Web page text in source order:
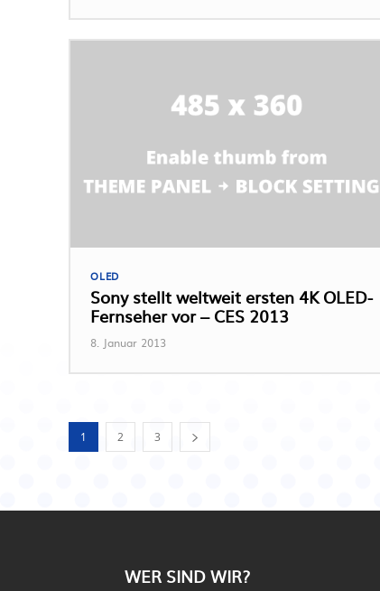
OLED
Sony stellt weltweit ersten 4K OLED-
Fernseher vor – CES 2013
8. Januar 2013
1 2 3
WER SIND WIR?